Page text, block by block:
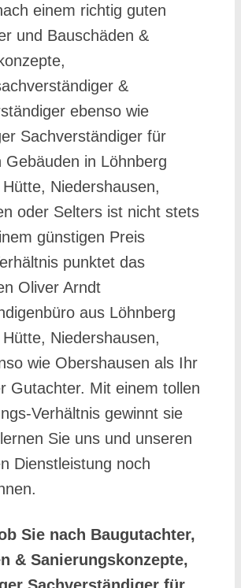
einem richtig guten
und Bauschäden &
&
ebenso wie
Sachverständiger für
Gebäuden in Löhnberg
Niedershausen,
oder Selters ist nicht stets
günstigen Preis
punktet das
Oliver Arndt
aus Löhnberg
Niedershausen,
wie Obershausen als Ihr
Gutachter. Mit einem tollen
Verhältnis gewinnt sie
Sie uns und unseren
Dienstleistung noch
Sie nach Baugutachter,
& Sanierungskonzepte,